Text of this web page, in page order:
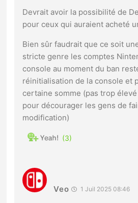
Devrait avoir la possibilité de
pour ceux qui auraient acheté
Bien sûr faudrait que ce soit
stricte genre les comptes
console au moment du ban
réinitialisation de la console et
certaine somme (pas trop
pour décourager les gens de
modification)
3
Veo 1 Juil 2025 08:46